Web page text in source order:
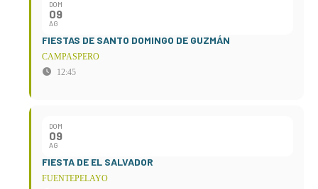
DOM
09
AG
FIESTAS DE SANTO DOMINGO DE GUZMÁN
CAMPASPERO
12:45
DOM
09
AG
FIESTA DE EL SALVADOR
FUENTEPELAYO